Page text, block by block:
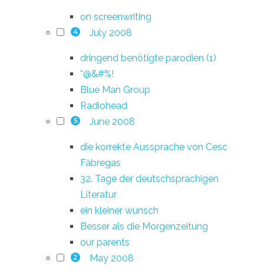
on screenwriting
4 July 2008
dringend benötigte parodien (1)
*@&#%!
Blue Man Group
Radiohead
5 June 2008
die korrekte Aussprache von Cesc
Fàbregas
32. Tage der deutschsprachigen
Literatur
ein kleiner wunsch
Besser als die Morgenzeitung
our parents
2 May 2008